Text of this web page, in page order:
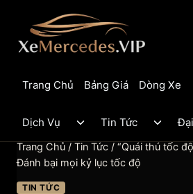
content
Trang Chủ Bảng Giá Dòng Xe
Dịch Vụ
Toggle
menu
Tin Tức
Toggle
menu
Trang Chủ / Tin Tức / “Quái thú tốc
Đánh bại mọi kỷ lục tốc độ
TIN TỨC